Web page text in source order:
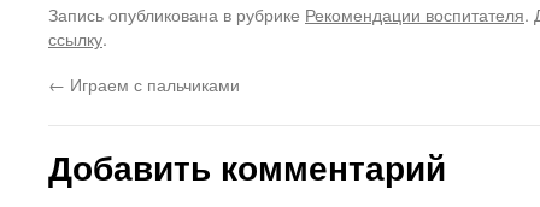
Запись опубликована в рубрике Рекомендации воспитателя.
ссылку.
← Играем с пальчиками
Добавить комментарий